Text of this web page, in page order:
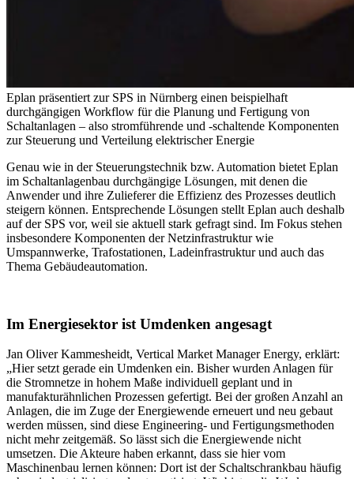
Eplan präsentiert zur SPS in Nürnberg einen beispielhaft
durchgängigen Workflow für die Planung und Fertigung von
Schaltanlagen – also stromführende und -schaltende Komponenten
zur Steuerung und Verteilung elektrischer Energie
Genau wie in der Steuerungstechnik bzw. Automation bietet Eplan
im Schaltanlagenbau durchgängige Lösungen, mit denen die
Anwender und ihre Zulieferer die Effizienz des Prozesses deutlich
steigern können. Entsprechende Lösungen stellt Eplan auch deshalb
auf der SPS vor, weil sie aktuell stark gefragt sind. Im Fokus stehen
insbesondere Komponenten der Netzinfrastruktur wie
Umspannwerke, Trafostationen, Ladeinfrastruktur und auch das
Thema Gebäudeautomation.
Im Energiesektor ist Umdenken angesagt
Jan Oliver Kammesheidt, Vertical Market Manager Energy, erklärt:
„Hier setzt gerade ein Umdenken ein. Bisher wurden Anlagen für
die Stromnetze in hohem Maße individuell geplant und in
manufakturähnlichen Prozessen gefertigt. Bei der großen Anzahl an
Anlagen, die im Zuge der Energiewende erneuert und neu gebaut
werden müssen, sind diese Engineering- und Fertigungsmethoden
nicht mehr zeitgemäß. So lässt sich die Energiewende nicht
umsetzen. Die Akteure haben erkannt, dass sie hier vom
Maschinenbau lernen können: Dort ist der Schaltschrankbau häufig